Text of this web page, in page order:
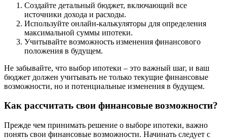
Создайте детальный бюджет, включающий все
источники дохода и расходы.
Используйте онлайн-калькуляторы для определения
максимальной суммы ипотеки.
Учитывайте возможность изменения финансового
положения в будущем.
Не забывайте, что выбор ипотеки – это важный шаг, и ваш
бюджет должен учитывать не только текущие финансовые
возможности, но и потенциальные изменения в будущем.
Как рассчитать свои финансовые возможности?
Прежде чем принимать решение о выборе ипотеки, важно
понять свои финансовые возможности. Начинать следует с